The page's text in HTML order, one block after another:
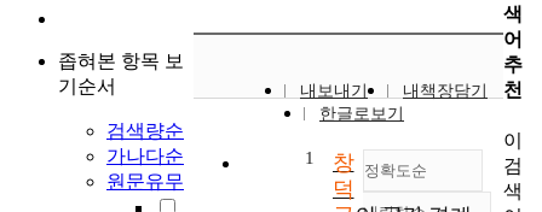
좁혀본 항목 보
기순서
검색량순
가나다순
원문유무
내보내기
내책장담기
한글로보기
정확도순
1
창
덕
색
어
추
천
이
검
색